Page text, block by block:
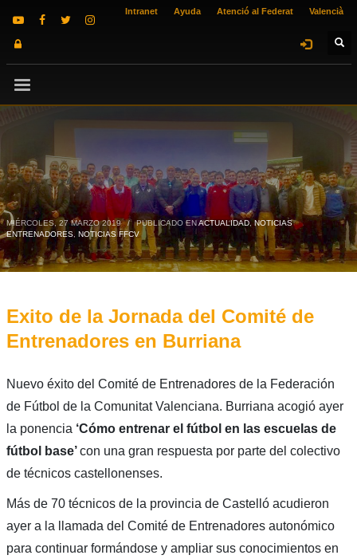
Intranet Ayuda Atenció al Federat Valencià
MIÉRCOLES, 27 MARZO 2019 / PUBLICADO ENACTUALIDAD, NOTICIAS
ENTRENADORES, NOTICIAS FFCV
Exito de la Jornada del Comité de
Entrenadores en Burriana
Nuevo éxito del Comité de Entrenadores de la Federación
de Fútbol de la Comunitat Valenciana. Burriana acogió ayer
la ponencia ‘Cómo entrenar el fútbol en las escuelas de
fútbol base’con una gran respuesta por parte del colectivo
de técnicos castellonenses.
Más de 70 técnicos de la provincia de Castelló acudieron
ayer a la llamada del Comité de Entrenadores autonómico
para continuar formándose y ampliar sus conocimientos en